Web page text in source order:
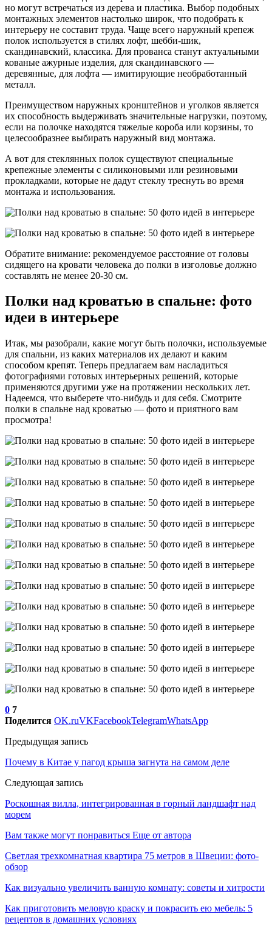
но могут встречаться из дерева и пластика. Выбор подобных
монтажных элементов настолько широк, что подобрать к
интерьеру не составит труда. Чаще всего наружный крепеж
полок используется в стилях лофт, шебби-шик,
скандинавский, классика. Для прованса станут актуальными
кованые ажурные изделия, для скандинавского —
деревянные, для лофта — имитирующие необработанный
металл.
Преимуществом наружных кронштейнов и уголков является
их способность выдерживать значительные нагрузки, поэтому,
если на полочке находятся тяжелые короба или корзины, то
целесообразнее выбирать наружный вид монтажа.
А вот для стеклянных полок существуют специальные
крепежные элементы с силиконовыми или резиновыми
прокладками, которые не дадут стеклу треснуть во время
монтажа и использования.
Обратите внимание: рекомендуемое расстояние от головы
сидящего на кровати человека до полки в изголовье должно
составлять не менее 20-30 см.
Полки над кроватью в спальне: фото
идеи в интерьере
Итак, мы разобрали, какие могут быть полочки, используемые
для спальни, из каких материалов их делают и каким
способом крепят. Теперь предлагаем вам насладиться
фотографиями готовых интерьерных решений, которые
применяются другими уже на протяжении нескольких лет.
Надеемся, что выберете что-нибудь и для себя. Смотрите
полки в спальне над кроватью — фото и приятного вам
просмотра!
0 7
Поделится OK.ruVKFacebookTelegramWhatsApp
Предыдущая запись
Почему в Китае у пагод крыша загнута на самом деле
Следующая запись
Роскошная вилла, интегрированная в горный ландшафт над
морем
Вам также могут понравиться Еще от автора
Светлая трехкомнатная квартира 75 метров в Швеции: фото-
обзор
Как визуально увеличить ванную комнату: советы и хитрости
Как приготовить меловую краску и покрасить ею мебель: 5
рецептов в домашних условиях